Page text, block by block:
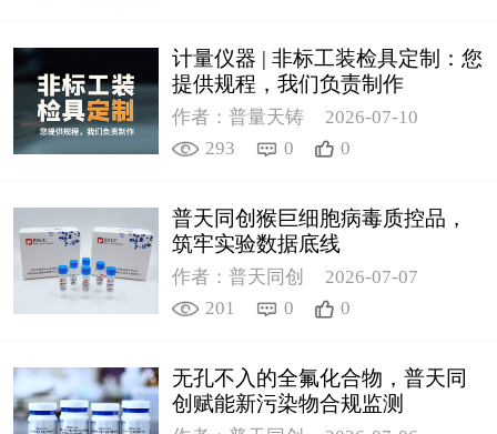
计量仪器 | 非标工装检具定制：您
提供规程，我们负责制作
作者：普量天铸
2026-07-10
293
0 0
普天同创猴巨细胞病毒质控品，
筑牢实验数据底线
作者：普天同创
2026-07-07
201
0 0
无孔不入的全氟化合物，普天同
创赋能新污染物合规监测